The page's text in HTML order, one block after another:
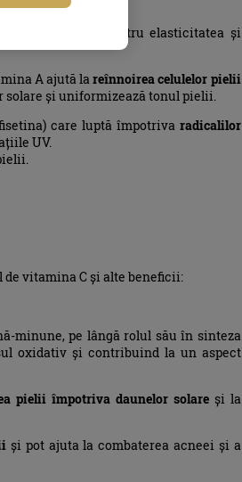
o proteină vitală pentru elasticitatea și
A ajută lareînnoirea celulelor pielii
solare și uniformizează tonul pielii.
care luptă împotriva radicalilor
UV.
vitamina C și alte beneficii:
minune, pe lângă rolul său în sinteza
oxidativ și contribuind la un aspect
pielii împotriva daunelor solareși la
și pot ajuta la combaterea acneei și a